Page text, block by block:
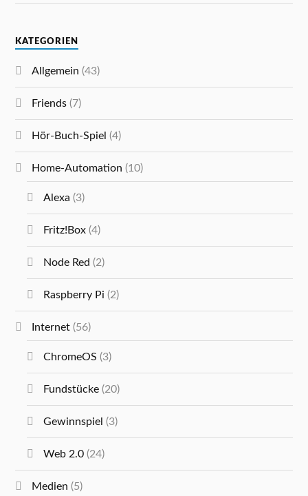
KATEGORIEN
Allgemein (43)
Friends (7)
Hör-Buch-Spiel (4)
Home-Automation (10)
Alexa (3)
Fritz!Box(4)
Node Red (2)
Raspberry Pi (2)
Internet (56)
ChromeOS (3)
Fundstücke(20)
Gewinnspiel (3)
Web 2.0(24)
Medien (5)